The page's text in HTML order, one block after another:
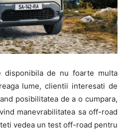
disponibila de nu foarte multa
lume, clientii interesati de
posibilitatea de a o cumpara,
manevrabilitatea sa off-road
vedea un test off-road pentru